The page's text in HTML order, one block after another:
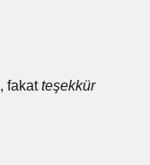
fakatteşekkür